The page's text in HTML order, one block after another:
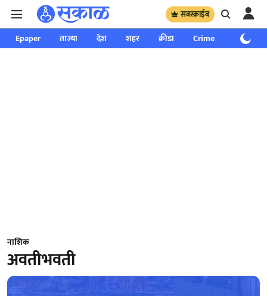
सबस्क्राईब
Epaper ताज्या देश शहर क्रीडा Crime साप्ताहिक
नाशिक
अवतीभवती